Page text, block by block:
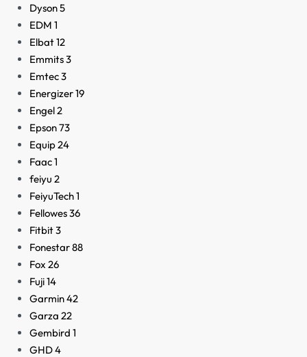
Dyson5
EDM 1
Elbat12
Emmits3
Emtec3
Energizer19
Engel2
Epson73
Equip24
Faac1
feiyu 2
FeiyuTech1
Fellowes36
Fitbit3
Fonestar88
Fox 26
Fuji14
Garmin42
Garza 22
Gembird 1
GHD4